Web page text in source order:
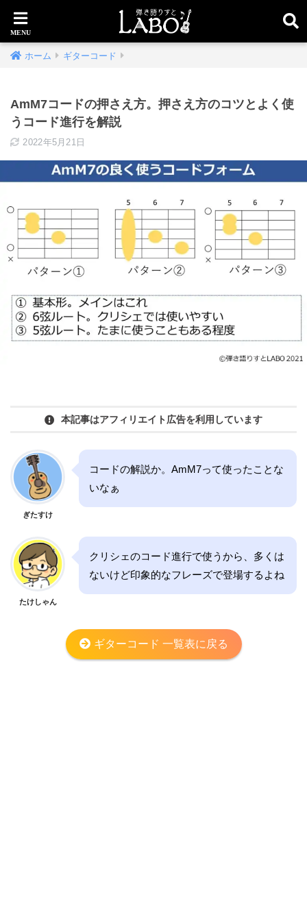
ホーム ギターコード
AmM7コードの押さえ方。押さえ方のコツとよく使
うコード進行を解説
2022年5月21日
本記事はアフィリエイト広告を利用しています
ぎたすけ
コードの解説か。AmM7って使ったことな
いなぁ
たけしゃん
クリシェのコード進行で使うから、多くは
ないけど印象的なフレーズで登場するよね
ギターコード 一覧表に戻る